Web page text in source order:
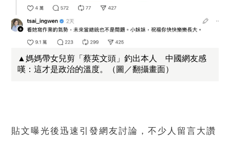
▲媽媽帶女兒剪「蔡英文頭」釣出本人 中國網友感
嘆：這才是政治的溫度。（圖／翻攝畫面）
貼文曝光後迅速引發網友討論，不少人留言大讚